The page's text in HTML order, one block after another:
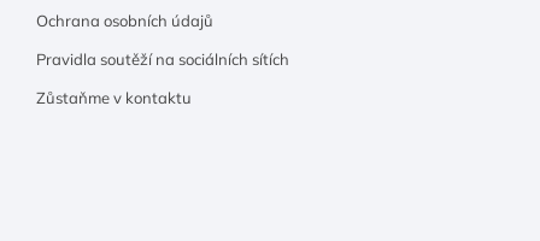
Ochrana osobních údajů
Pravidla soutěží na sociálních sítích
Zůstaňme v kontaktu